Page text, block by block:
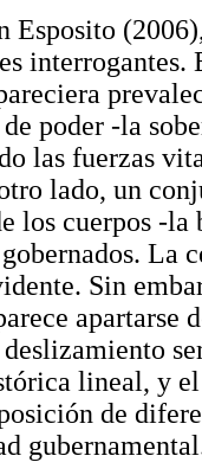
Esposito
interrogantes.
poder -la
las fuerzas
lado, un
los cuerpos -
La
Sin
apartarse
lineal, y
de